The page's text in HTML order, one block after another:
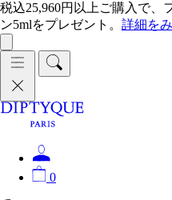
税込25,960円以上ご購入で、
ン5mlをプレゼント。 詳細を
0